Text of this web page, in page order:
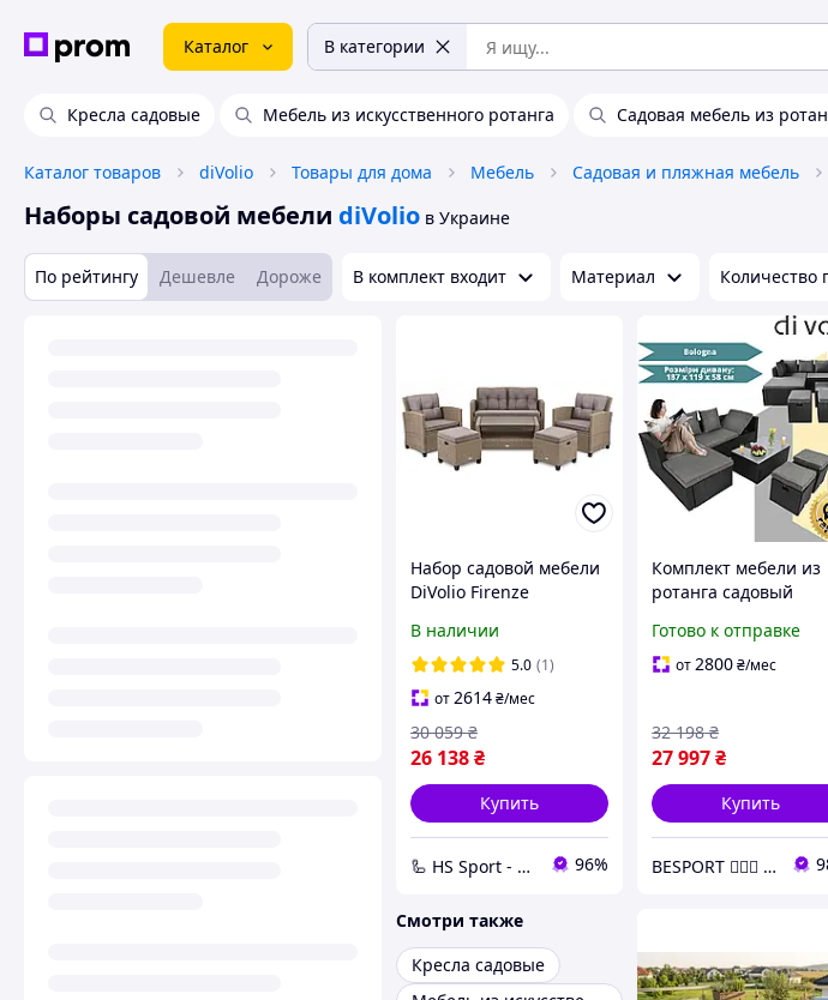
Каталог В категории
Кресла садовые Мебель из искусственного ротанга Садовая мебель из
Каталог товаров diVolio Товары для дома Мебель Садовая и пляжная мебель
Наборы садовой мебели diVolio в Украине
По рейтингу Дешевле Дороже В комплект входит Материал Количество
Набор садовой мебели
DiVolio Firenze
В наличии
5.0 (1)
от2614₴/мес
26 138₴
30 059 ₴
Купить
🦾 HS Sport - Офіційний дистриб'ютор тренажерів Hop-Sport 96%
Комплект мебели из
ротанга садовый
2 пуфа, подушки)di
Volio Bologna Черно-
Готово к отправке
от2800₴/мес
27 997₴
32 198 ₴
Купить
BESPORT 🏋🏻‍♂️ - Український бренд спорттоварів 🇺🇦
Смотри также
Кресла садовые